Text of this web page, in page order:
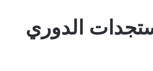
الدوري